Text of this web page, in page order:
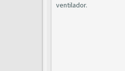
ventilador.